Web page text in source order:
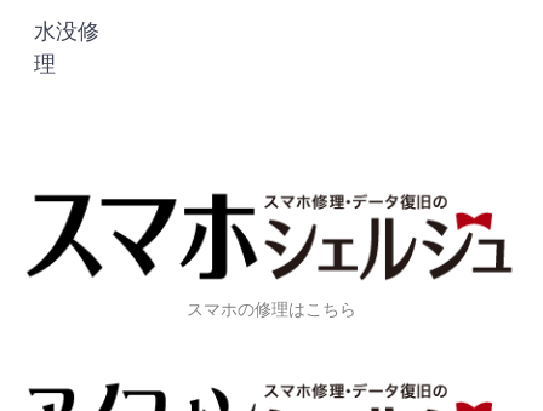
水没修
理
スマホの修理はこちら